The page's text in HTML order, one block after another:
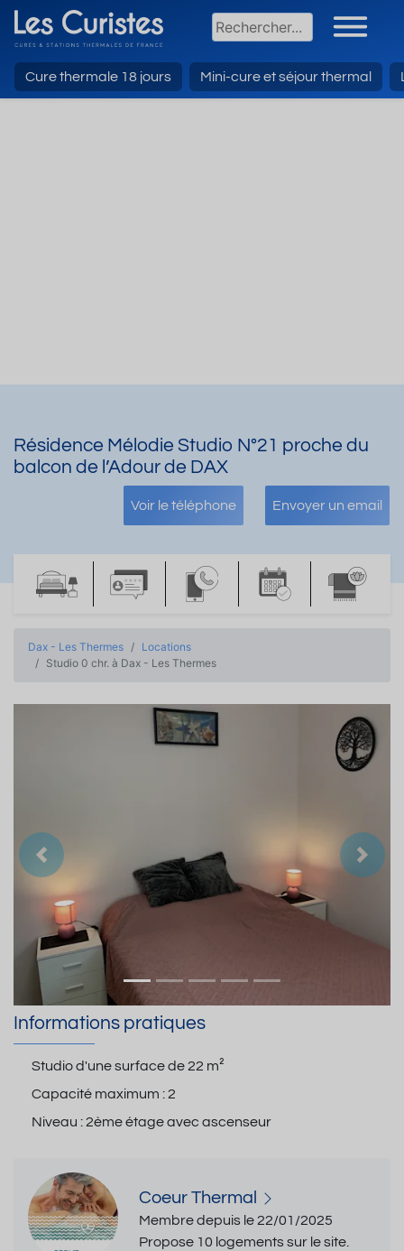
Cure thermale 18 jours Mini-cure et séjour thermal
Résidence Mélodie Studio N°21 proche du
balcon de l’Adour de DAX
Voir le téléphone Envoyer un email
Dax - Les Thermes
Locations
Studio 0 chr. à Dax - Les Thermes
Précedent
Informations pratiques
Studio d'une surface de22 m²
Capacité maximum :2
Niveau :2ème étage avec ascenseur
Coeur Thermal
Membre depuis le 22/01/2025
Propose 10 logements sur le site.